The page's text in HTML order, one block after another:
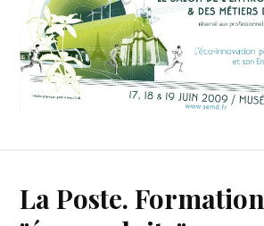
La Poste. Formation